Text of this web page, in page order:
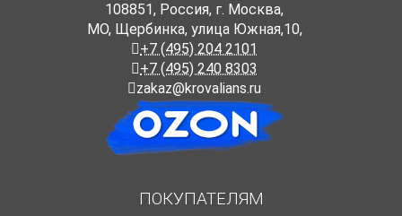
108851, Россия, г. Москва,
МО, Щербинка, улица Южная,10,
+7 (495) 204 2101
+7 (495) 240 8303
zakaz@krovalians.ru
ПОКУПАТЕЛЯМ